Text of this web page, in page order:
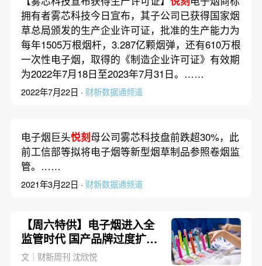
拥有者雾芯科技今日宣布，其子公司已获得国家烟
草总局颁发的生产企业许可证，批准的生产能力为
每年1505万根烟杆，3.287亿颗烟弹，还有610万根
一次性电子烟，取得的《制造企业许可证》有效期
为2022年7月18日至2023年7月31日。……
2022年7月22日 · 财新数据通频道
电子烟巨头悦刻母公司雾芯科技盘前跌超30%，此
前工信部等拟将电子烟等新型烟草制品参照卷烟监
管。……
2021年3月22日 · 财新数据通频道
【周六特供】电子烟进入全
监管时代 国产品牌过度扩张
下一步怎么办？
文｜财新周刊 沈欣悦